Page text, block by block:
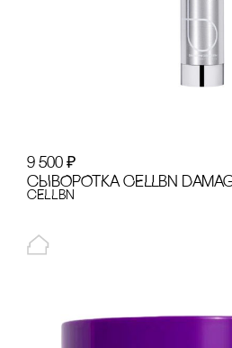
9 500 ₽
сЫВОРОТКА CELLBN
cELLBN